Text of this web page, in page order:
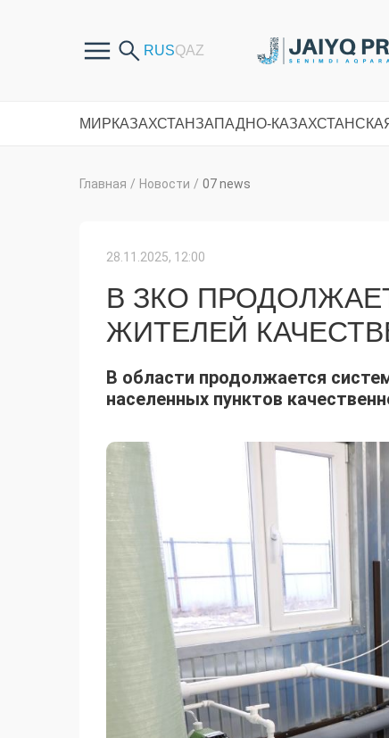
МИРКАЗАХСТАНЗАПАДНО-
Главная / Новости / 07 news
28.11.2025, 12:00
В ЗКО
ЖИТЕЛЕЙ
В области продолжается
населенных пунктов